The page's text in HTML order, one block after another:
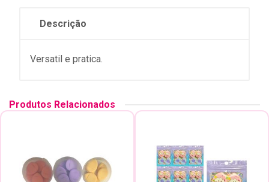
Descrição
Versatil e pratica.
Produtos Relacionados